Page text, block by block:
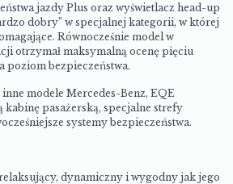
jazdy Plus oraz wyświetlacz head-up
dobry” w specjalnej kategorii, w której
Równocześnie model w
otrzymał maksymalną ocenę pięciu
poziom bezpieczeństwa.
modele Mercedes-Benz, EQE
kabinę pasażerską, specjalne strefy
systemy bezpieczeństwa.
dynamiczny i wygodny jak jego